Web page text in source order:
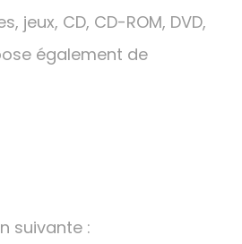
CD, CD-ROM, DVD,
également de
suivante :